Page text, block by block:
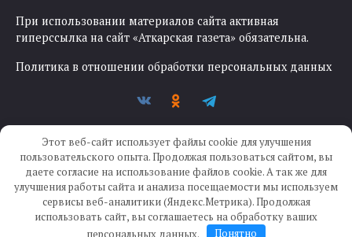
При использовании материалов сайта активная
гиперссылка на сайт «Аткарская газета» обязательна.
Политика в отношении обработки персональных данных
Создание сайта —IKWEB
Этот веб-сайт использует файлы cookie для улучшения
пользовательского опыта. Продолжая пользоваться сайтом, вы
даете согласие на использование файлов cookie. А так же для
улучшения работы сайта и анализа посещаемости мы используем
сервисы веб-аналитики (Яндекс.Метрика). Продолжая
использовать сайт, вы соглашаетесь на обработку ваших
персональных данных.
Понятно